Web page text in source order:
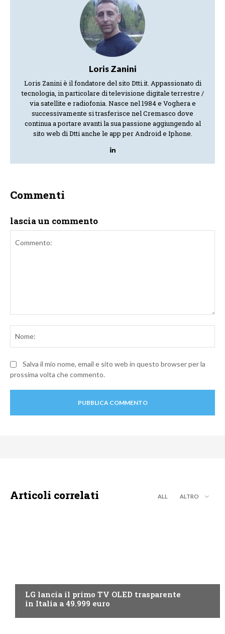
Loris Zanini
Loris Zanini è il fondatore del sito Dtti.it. Appassionato di
tecnologia, in particolare di televisione digitale terrestre /
via satellite e radiofonia. Nasce nel 1984 e Voghera e
successivamente si trasferisce nel Cremasco dove
continua a portare avanti la sua passione aggiungendo al
sito web di Dtti anche le app per Android e Iphone.
Commenti
lascia un commento
Salva il mio nome, email e sito web in questo browser per la
prossima volta che commento.
Articoli correlati ALL ALTRO
LG lancia il primo TV OLED trasparente
in Italia a 49.999 euro